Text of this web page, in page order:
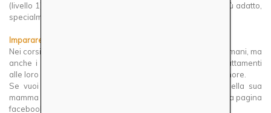
(livello 1), ma il Reiki a distanza (livello 2) spesso si rivela più adatto,
specialmente con animali timidi o in situazioni complesse.
Imparare a trattare gli animali con Reiki
Nei corsi di Reiki impareremo non solo a trattare gli esseri umani, ma
anche i nostri amici animali. Scoprirai come adattare i trattamenti
alle loro esigenze e regalare loro equilibrio, benessere e amore.
Se vuoi conoscere la storia del paperotto Lazzaro e della sua
mamma Maria Antonietta, leggi i post a loro dedicati sulla mia pagina
facebook: